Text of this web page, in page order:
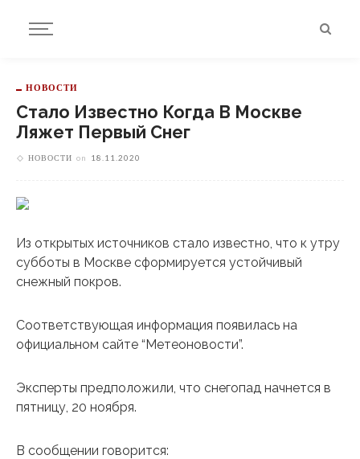
НОВОСТИ
Стало Известно Когда В Москве
Ляжет Первый Снег
НОВОСТИ on 18.11.2020
Из открытых источников стало известно, что к утру
субботы в Москве сформируется устойчивый
снежный покров.
Соответствующая информация появилась на
официальном сайте “Метеоновости”.
Эксперты предположили, что снегопад начнется в
пятницу, 20 ноября.
В сообщении говорится: